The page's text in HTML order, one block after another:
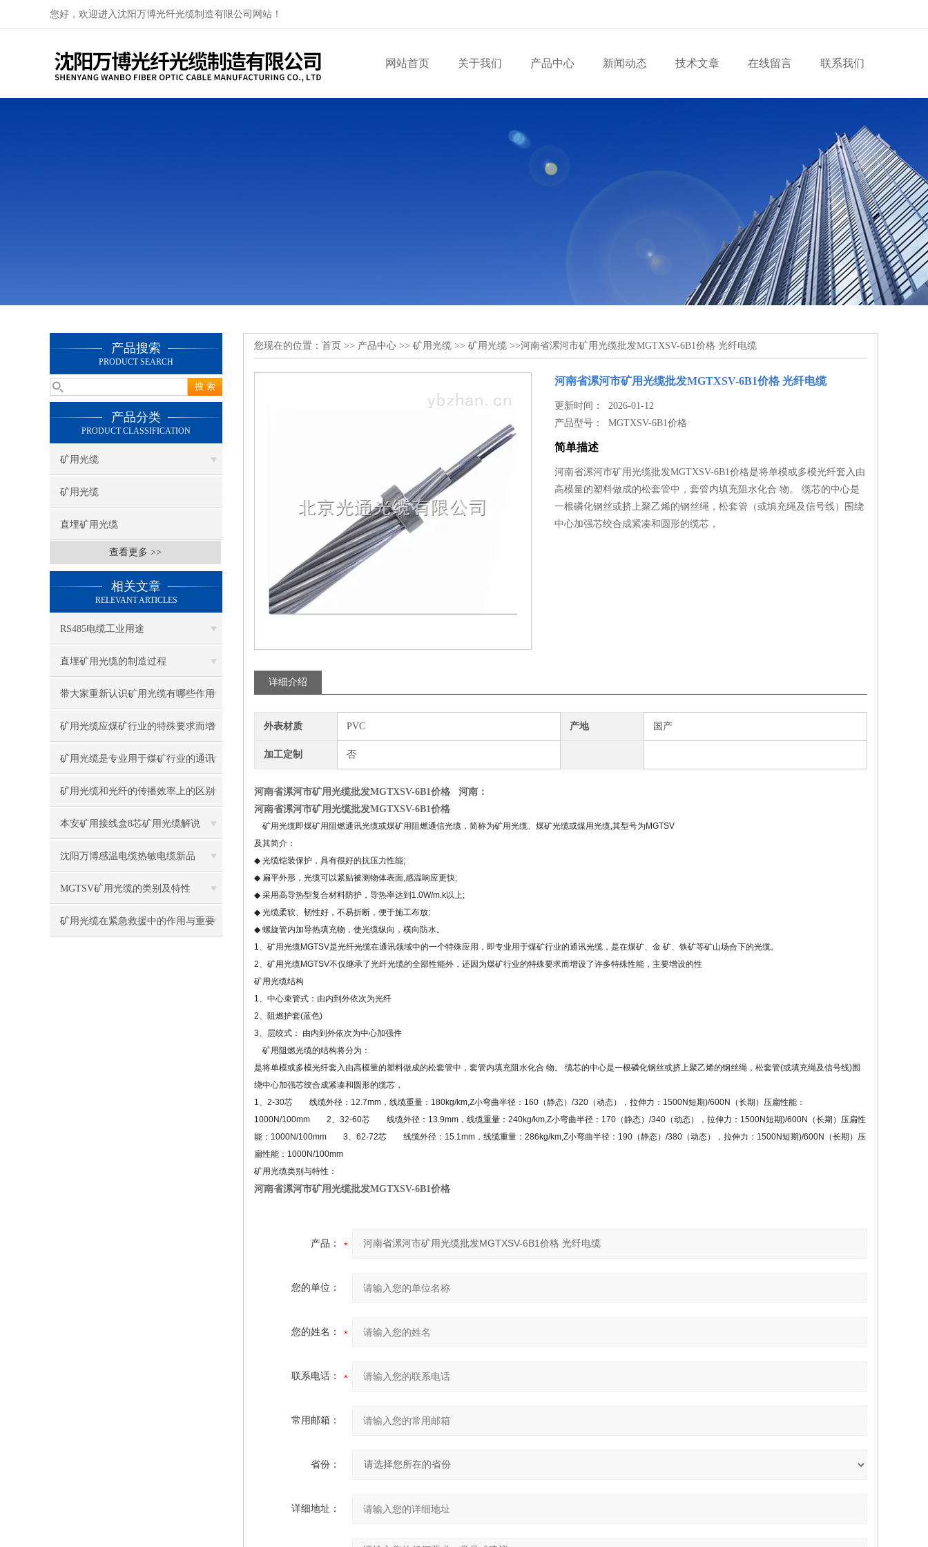
您好，欢迎进入沈阳万博光纤光缆制造有限公司网站！
网站首页 关于我们 产品中心 新闻动态 技术文章 在线留言 联系我们
产品搜索
PRODUCT SEARCH
产品分类
PRODUCT CLASSIFICATION
矿用光缆
矿用光缆
直埋矿用光缆
查看更多 >>
相关文章
RELEVANT ARTICLES
RS485电缆工业用途
直埋矿用光缆的制造过程
带大家重新认识矿用光缆有哪些作用
矿用光缆应煤矿行业的特殊要求而增
设了许多特殊性能
矿用光缆是专业用于煤矿行业的通讯
光缆
矿用光缆和光纤的传播效率上的区别
是什么
本安矿用接线盒8芯矿用光缆解说
沈阳万博感温电缆热敏电缆新品
MGTSV矿用光缆的类别及特性
矿用光缆在紧急救援中的作用与重要
您现在的位置： 首页 >> 产品中心 >> 矿用光缆 >> 矿用光缆 >>河南省漯河市矿用光缆批发MGTXSV-6B1价格 光纤电缆
河南省漯河市矿用光缆批发MGTXSV-6B1价格 光纤电缆
更新时间： 2026-01-12
产品型号：MGTXSV-6B1价格
简单描述
河南省漯河市矿用光缆批发MGTXSV-6B1价格是将单模或多模光纤套入由
高模量的塑料做成的松套管中，套管内填充阻水化合 物。 缆芯的中心是
一根磷化钢丝或挤上聚乙烯的钢丝绳，松套管（或填充绳及信号线）围绕
中心加强芯绞合成紧凑和圆形的缆芯，
详细介绍
外表材质 PVC 产地 国产
加工定制 否
河南省漯河市矿用光缆批发MGTXSV-6B1价格 河南：
河南省漯河市矿用光缆批发MGTXSV-6B1价格
矿用光缆即煤矿用阻燃通讯光缆或煤矿用阻燃通信光缆，简称为矿用光缆、煤矿光缆或煤用光缆,其型号为MGTSV
及其简介：
◆ 光缆铠装保护，具有很好的抗压力性能;
◆ 扁平外形，光缆可以紧贴被测物体表面,感温响应更快;
◆ 采用高导热型复合材料防护，导热率达到1.0W/m.k以上;
◆ 光缆柔软、韧性好，不易折断，便于施工布放;
◆ 螺旋管内加导热填充物，使光缆纵向，横向防水。
1、矿用光缆MGTSV是光纤光缆在通讯领域中的一个特殊应用，即专业用于煤矿行业的通讯光缆，是在煤矿、金 矿、铁矿等矿山场合下的光缆。
2、矿用光缆MGTSV不仅继承了光纤光缆的全部性能外，还因为煤矿行业的特殊要求而增设了许多特殊性能，主要增设的性
矿用光缆结构
1、中心束管式：由内到外依次为光纤
2、阻燃护套(蓝色)
3、层绞式： 由内到外依次为中心加强件
矿用阻燃光缆的结构将分为：
是将单模或多模光纤套入由高模量的塑料做成的松套管中，套管内填充阻水化合 物。 缆芯的中心是一根磷化钢丝或挤上聚乙烯的钢丝绳，松套管(或填充绳及信号线)围
绕中心加强芯绞合成紧凑和圆形的缆芯，
1、2-30芯 线缆外径：12.7mm，线缆重量：180kg/km,Z小弯曲半径：160（静态）/320（动态），拉伸力：1500N短期)/600N（长期）压扁性能：
1000N/100mm 2、32-60芯 线缆外径：13.9mm，线缆重量：240kg/km,Z小弯曲半径：170（静态）/340（动态），拉伸力：1500N短期)/600N（长期）压扁性
能：1000N/100mm 3、62-72芯 线缆外径：15.1mm，线缆重量：286kg/km,Z小弯曲半径：190（静态）/380（动态），拉伸力：1500N短期)/600N（长期）压
扁性能：1000N/100mm
矿用光缆类别与特性：
河南省漯河市矿用光缆批发MGTXSV-6B1价格
产品：
您的单位：
您的姓名：
联系电话：
常用邮箱：
省份：
详细地址：